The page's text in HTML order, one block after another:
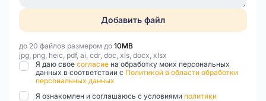
Добавить файл
до 20 файлов размером до 10MB
jpg, png, heic, pdf, ai, cdr, doc, xls, docx, xlsx
Я даю свое согласие на обработку моих персональных
данных в соответствии с Политикой в области обработки
персональных данных
Я ознакомлен и соглашаюсь с условиями политики